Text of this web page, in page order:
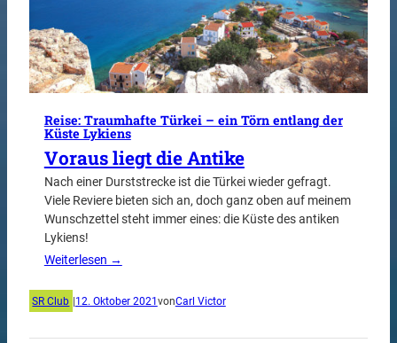
Reise: Traumhafte Türkei – ein Törn entlang der
Küste Lykiens
Voraus liegt die Antike
Nach einer Durststrecke ist die Türkei wieder gefragt.
Viele Reviere bieten sich an, doch ganz oben auf meinem
Wunschzettel steht immer eines: die Küste des antiken
Lykiens!
Weiterlesen →
SR Club |12. Oktober 2021vonCarl Victor